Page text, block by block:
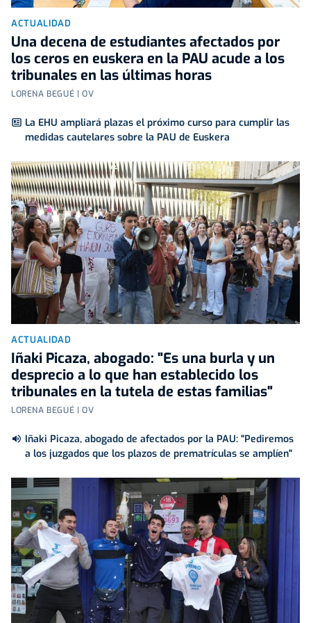
ACTUALIDAD
Una decena de estudiantes afectados por
los ceros en euskera en la PAU acude a los
tribunales en las últimas horas
LORENA BEGUÉ | OV
La EHU ampliará plazas el próximo curso para cumplir las
medidas cautelares sobre la PAU de Euskera
ACTUALIDAD
Iñaki Picaza, abogado: "Es una burla y un
desprecio a lo que han establecido los
tribunales en la tutela de estas familias"
LORENA BEGUÉ | OV
Iñaki Picaza, abogado de afectados por la PAU: "Pediremos
a los juzgados que los plazos de prematrículas se amplíen"